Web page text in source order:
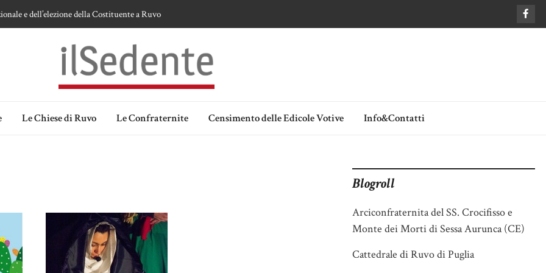
e dell’elezione della Costituente a Ruvo
Madonna delle Grazie di Ruvo di Puglia
Ipotesi e memorie.
Le Chiese di Ruvo Le Confraternite Censimento delle Edicole Votive Info&Contatti
Blogroll
Arciconfraternita del SS. Crocifisso e
Monte dei Morti di Sessa Aurunca (CE)
Cattedrale di Ruvo di Puglia